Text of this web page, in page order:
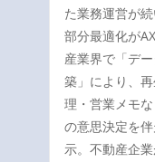
た業務運営が
部分最適化が
産業界で「デ
築」により、
理・営業メモ
の意思決定を
示。不動産企